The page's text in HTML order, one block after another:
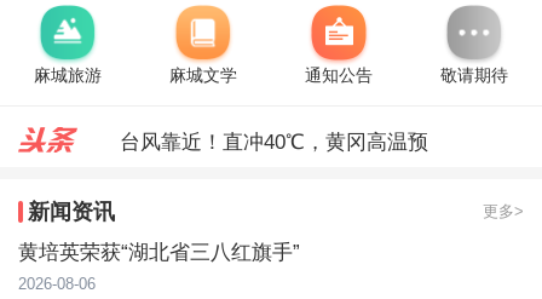
麻城旅游 麻城文学 通知公告 敬请期待
台风靠近！直冲40℃，黄冈高温预
裴永波走访慰问驻麻武警官兵
新闻资讯 更多>
黄培英荣获“湖北省三八红旗手”
2026-08-06